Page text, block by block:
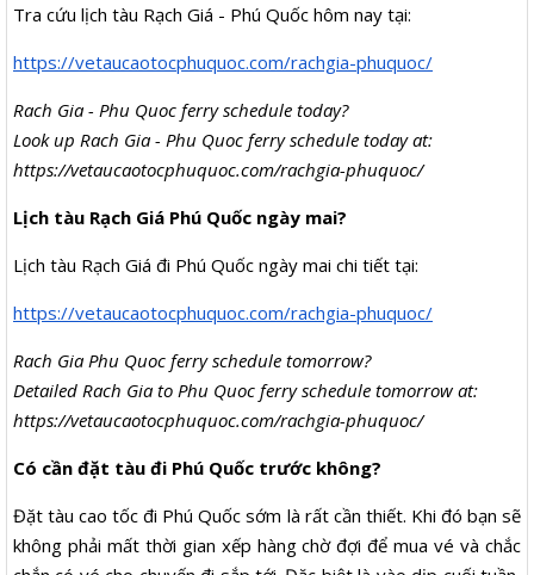
Tra cứu lịch tàu Rạch Giá - Phú Quốc hôm nay tại:
https://vetaucaotocphuquoc.com/rachgia-phuquoc/
Rach Gia - Phu Quoc ferry schedule today?
Look up Rach Gia - Phu Quoc ferry schedule today at:
https://vetaucaotocphuquoc.com/rachgia-phuquoc/
Lịch tàu Rạch Giá Phú Quốc ngày mai?
Lịch tàu Rạch Giá đi Phú Quốc ngày mai chi tiết tại:
https://vetaucaotocphuquoc.com/rachgia-phuquoc/
Rach Gia Phu Quoc ferry schedule tomorrow?
Detailed Rach Gia to Phu Quoc ferry schedule tomorrow at:
https://vetaucaotocphuquoc.com/rachgia-phuquoc/
Có cần đặt tàu đi Phú Quốc trước không?
Đặt tàu cao tốc đi Phú Quốc sớm là rất cần thiết. Khi đó bạn sẽ
không phải mất thời gian xếp hàng chờ đợi để mua vé và chắc